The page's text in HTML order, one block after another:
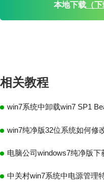
本地下载（下
相关教程
win7系统中卸载win7 SP1
中关村win7系统中电源管理